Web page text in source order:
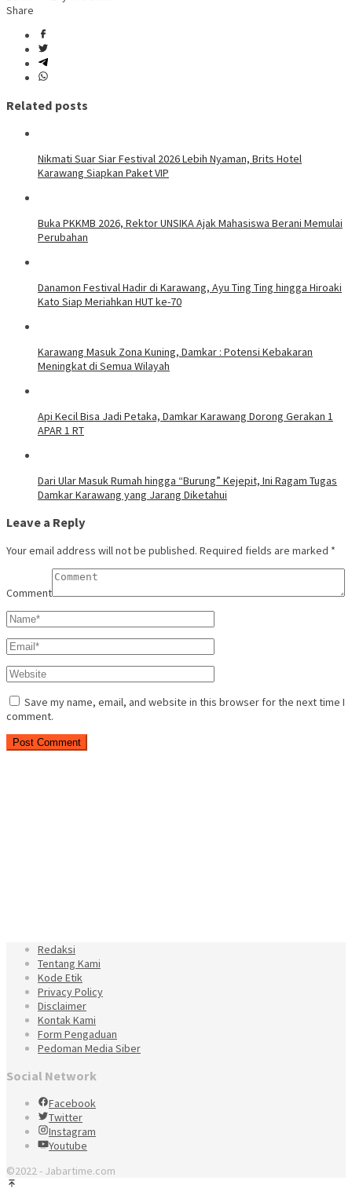
Share
Related posts
Nikmati Suar Siar Festival 2026 Lebih Nyaman, Brits Hotel
Karawang Siapkan Paket VIP
Buka PKKMB 2026, Rektor UNSIKA Ajak Mahasiswa Berani Memulai
Perubahan
Danamon Festival Hadir di Karawang, Ayu Ting Ting hingga Hiroaki
Kato Siap Meriahkan HUT ke-70
Karawang Masuk Zona Kuning, Damkar : Potensi Kebakaran
Meningkat di Semua Wilayah
Api Kecil Bisa Jadi Petaka, Damkar Karawang Dorong Gerakan 1
APAR 1 RT
Dari Ular Masuk Rumah hingga “Burung” Kejepit, Ini Ragam Tugas
Damkar Karawang yang Jarang Diketahui
Leave a Reply
Your email address will not be published. Required fields are marked *
Comment
Save my name, email, and website in this browser for the next time I
comment.
Redaksi
Tentang Kami
Kode Etik
Privacy Policy
Disclaimer
Kontak Kami
Form Pengaduan
Pedoman Media Siber
Social Network
Facebook
Twitter
Instagram
Youtube
©2022 - Jabartime.com